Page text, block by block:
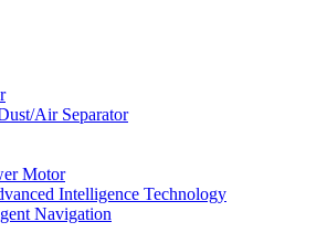
Air Separator
Motor
Intelligence Technology
Navigation